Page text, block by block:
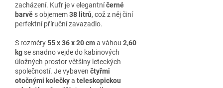
zacházení. Kufr je v elegantníčerné
barvě s objemem38 litrů, což z něj činí
perfektní příruční zavazadlo.
S rozměry55 x 36 x 20 cma váhou 2,60
kg se snadno vejde do kabinových
úložných prostor většiny leteckých
společností. Je vybaven čtyřmi
otočnými kolečkya teleskopickou